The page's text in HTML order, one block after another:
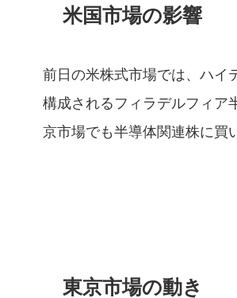
米国市場の影響
前日の米株式市場では、ハイ
構成されるフィラデルフィア
京市場でも半導体関連株に買
東京市場の動き